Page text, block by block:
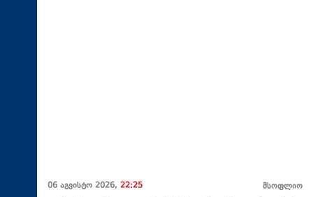
06 აგვისტო 2026, 22:25 მსოფლიო